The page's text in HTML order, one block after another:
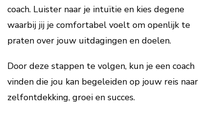
coach. Luister naar je intuïtie en kies degene
waarbij jij je comfortabel voelt om openlijk te
praten over jouw uitdagingen en doelen.
Door deze stappen te volgen, kun je een coach
vinden die jou kan begeleiden op jouw reis naar
zelfontdekking, groei en succes.